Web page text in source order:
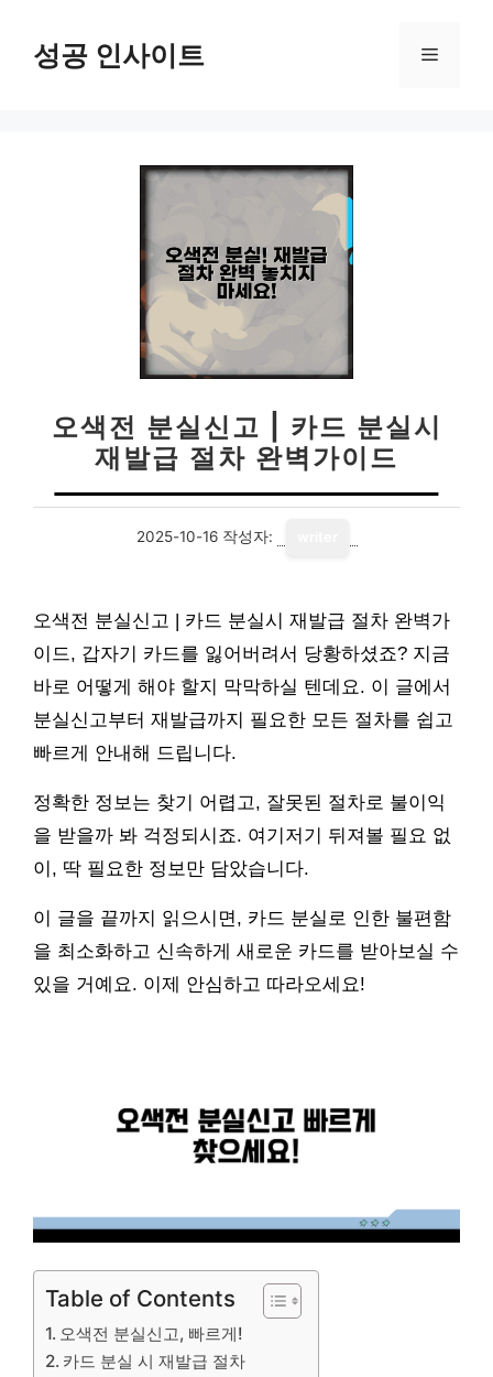
성공 인사이트 메
오색전 분실신고 | 카드 분실시
재발급 절차 완벽가이드
2025-10-16 작성자:
오색전 분실신고 | 카드 분실시 재발급 절차 완벽가
이드, 갑자기 카드를 잃어버려서 당황하셨죠? 지금
바로 어떻게 해야 할지 막막하실 텐데요. 이 글에서
분실신고부터 재발급까지 필요한 모든 절차를 쉽고
빠르게 안내해 드립니다.
정확한 정보는 찾기 어렵고, 잘못된 절차로 불이익
을 받을까 봐 걱정되시죠. 여기저기 뒤져볼 필요 없
이, 딱 필요한 정보만 담았습니다.
이 글을 끝까지 읽으시면, 카드 분실로 인한 불편함
을 최소화하고 신속하게 새로운 카드를 받아보실 수
있을 거예요. 이제 안심하고 따라오세요!
Table of Contents
오색전 분실신고, 빠르게!
카드 분실 시 재발급 절차